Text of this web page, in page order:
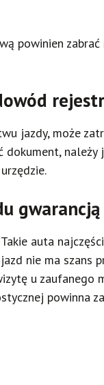
powinien
jazdy, może
dokument,
gwarancją
auta
nie ma szans
u zaufanego
powinna